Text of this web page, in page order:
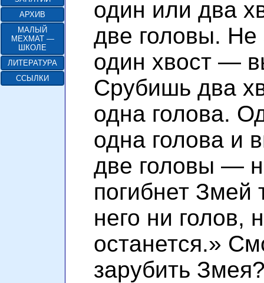
АРХИВ
МАЛЫЙ
МЕХМАТ —
ШКОЛЕ
ЛИТЕРАТУРА
ССЫЛКИ
один или два
две головы.
один хвост —
Срубишь два
одна голова.
одна голова и
две головы —
погибнет Змей
него ни голов,
останется.»
зарубить